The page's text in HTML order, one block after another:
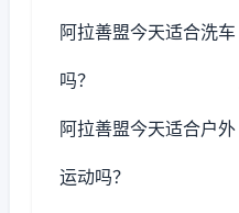
阿拉善盟今天适合洗车
吗？
阿拉善盟今天适合户外
运动吗？